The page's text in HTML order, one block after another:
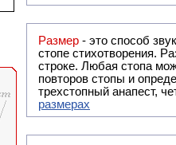
Размер - это способ
стопе стихотворения.
строке. Любая стопа
повторов стопы и
трехстопный анапест,
размерах